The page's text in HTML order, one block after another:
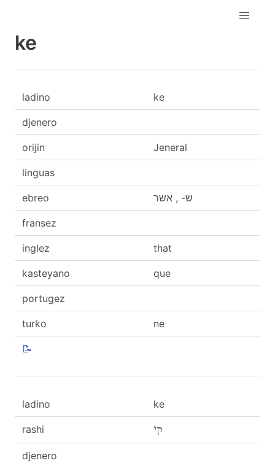
ke
ladino ke
djenero
orijin Jeneral
linguas
ebreo ש- , אשר
fransez
inglez that
kasteyano que
portugez
turko ne
📝
ladino ke
rashi קי
djenero